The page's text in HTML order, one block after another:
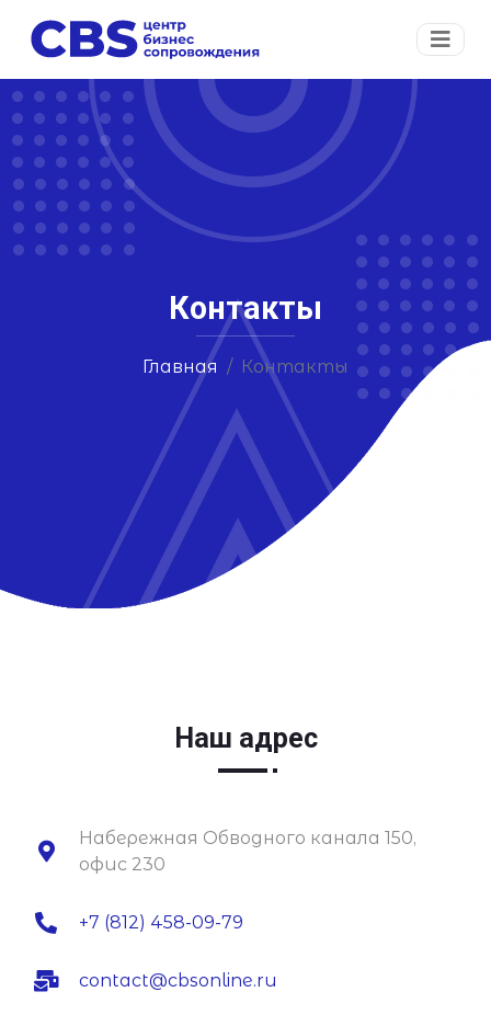
Контакты
Главная Контакты
Наш адрес
Набережная Обводного канала 150,
офис 230
+7 (812) 458-09-79
contact@cbsonline.ru